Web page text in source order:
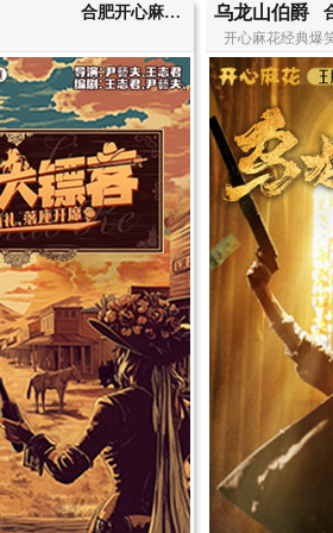
合肥开心麻花·花花世界F1剧场 乌龙山伯爵
开心麻花经典爆